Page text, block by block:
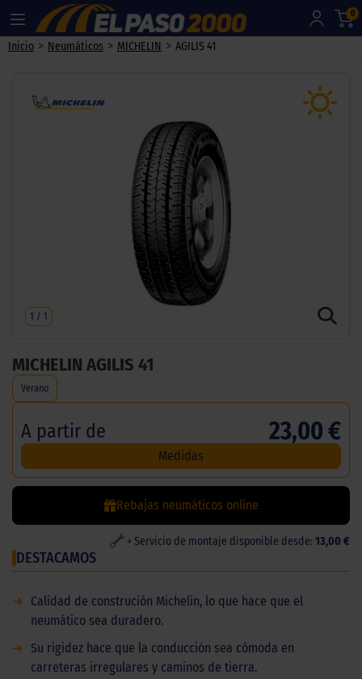
0
Inicio > Neumáticos > MICHELIN > AGILIS 41
1 / 1
MICHELIN AGILIS 41
Verano
A partir de 23,00 €
Medidas
Rebajas neumáticos online
+ Servicio de montaje disponible desde: 13,00 €
DESTACAMOS
➜
Calidad de construción Michelin, lo que hace que el
neumático sea duradero.
➜
Su rigidez hace que la conducción sea cómoda en
carreteras irregulares y caminos de tierra.